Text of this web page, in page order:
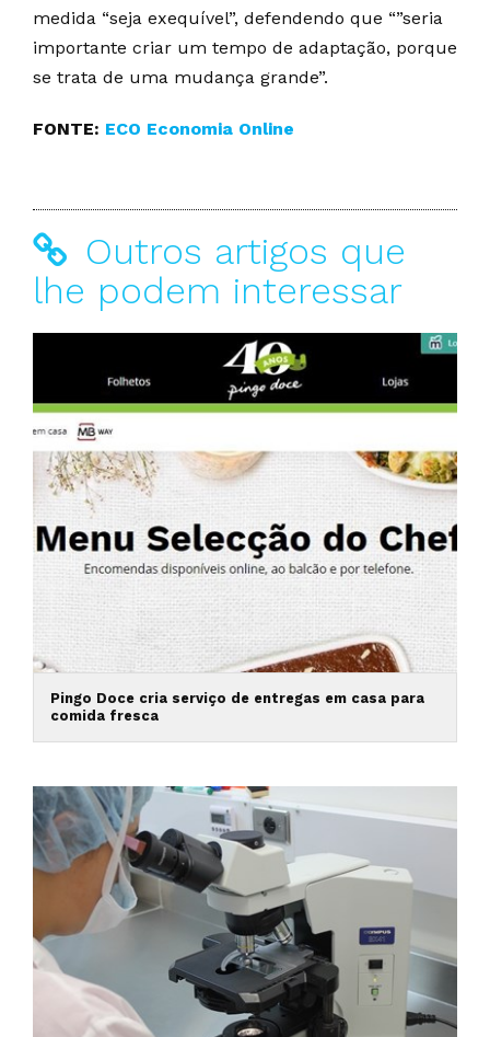
medida “seja exequível”, defendendo que “”seria
importante criar um tempo de adaptação, porque
se trata de uma mudança grande”.
FONTE: ECO Economia Online
Outros artigos que
lhe podem interessar
Pingo Doce cria serviço de entregas em casa para
comida fresca